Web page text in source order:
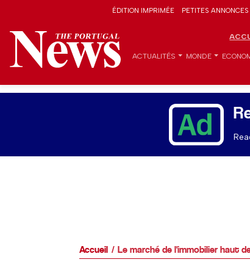
ÉDITION IMPRIMÉE PETITES ANNONCES
ACTUALITÉS MONDE
Accueil Le marché de l'immobilier haut